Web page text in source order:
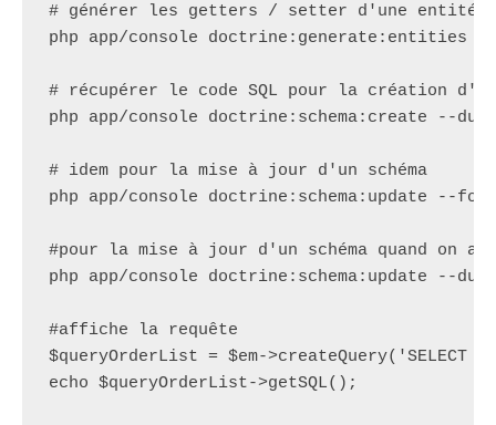
# générer les getters / setter d'une entité
php app/console doctrine : generate : entities
# récupérer le code SQL pour la création d'un
php app/console doctrine : schema: create --
# idem pour la mise à jour d'un schéma
php app/console doctrine : schema: update --
#pour la mise à jour d'un schéma quand on a
php app/console doctrine : schema: update --
#affiche la requête
$queryOrderList = $em->createQuery( 'SELECT
echo $queryOrderList->getSQL() ;